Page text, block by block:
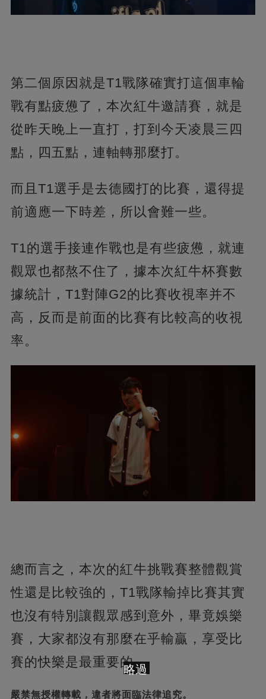
第二個原因就是T1戰隊確實打這個車輪
戰有點疲憊了，本次紅牛邀請賽，就是
從昨天晚上一直打，打到今天凌晨三四
點，四五點，連軸轉那麼打。
而且T1選手是去德國打的比賽，還得提
前適應一下時差，所以會難一些。
T1的選手接連作戰也是有些疲憊，就連
觀眾也都熬不住了，據本次紅牛杯賽數
據統計，T1對陣G2的比賽收視率并不
高，反而是前面的比賽有比較高的收視
率。
總而言之，本次的紅牛挑戰賽整體觀賞
性還是比較強的，T1戰隊輸掉比賽其實
也沒有特別讓觀眾感到意外，畢竟娛樂
賽，大家都沒有那麼在乎輸贏，享受比
賽的快樂是最重要的。
嚴禁無授權轉載，違者將面臨法律追究。
略過